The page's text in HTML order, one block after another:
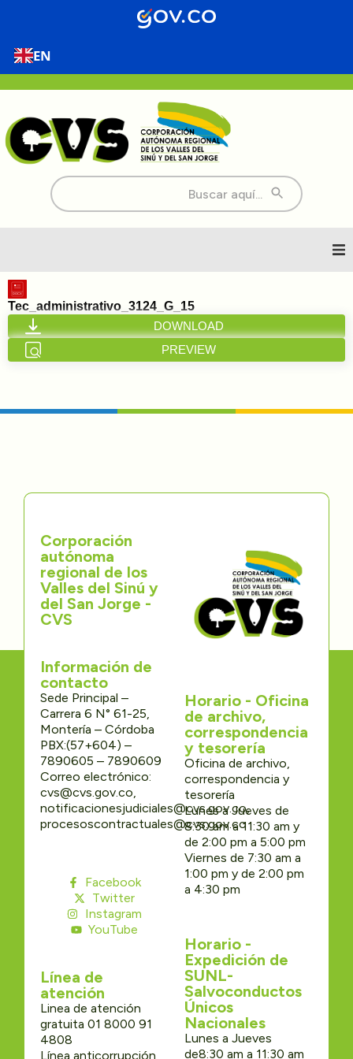
EN
Buscar:
Inicio
Nosotros
Transparencia
Participa
Trámites y Servicios
Contáctenos
Tec_administrativo_3124_G_15
DOWNLOAD
PREVIEW
Corporación
autónoma
regional de los
Valles del Sinú y
del San Jorge -
CVS
Información de
contacto
Sede Principal –
Carrera 6 N° 61-25,
Montería – Córdoba
PBX:(57+604) –
7890605 – 7890609
Correo electrónico:
cvs@cvs.gov.co,
notificacionesjudiciales@cvs.gov.co,
procesoscontractuales@cvs.gov.co
Facebook
Twitter
Instagram
YouTube
Línea de
atención
Linea de atención
gratuita 01 8000 91
4808
Línea anticorrupción
Horario - Oficina
de archivo,
correspondencia
y tesorería
Oficina de archivo,
correspondencia y
tesorería
Lunes a Jueves de
8:30 am a 11:30 am y
de 2:00 pm a 5:00 pm
Viernes de 7:30 am a
1:00 pm y de 2:00 pm
a 4:30 pm
Horario -
Expedición de
SUNL-
Salvoconductos
Únicos
Nacionales
Lunes a Jueves
de8:30 am a 11:30 am